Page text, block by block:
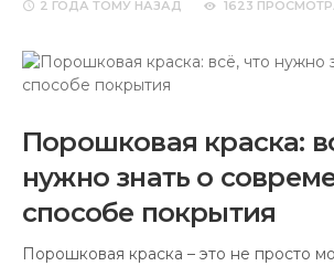
2 ГОДА ТОМУ НАЗАД 1623
Порошковая краска:
нужно знать о
способе покрытия
Порошковая краска – это не просто